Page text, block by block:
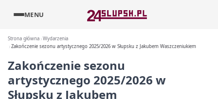
MENU
Strona główna Wydarzenia
Zakończenie sezonu artystycznego 2025/2026 w Słupsku z Jakubem Waszczeniukiem
Zakończenie sezonu
artystycznego 2025/2026 w
Słupsku z Jakubem